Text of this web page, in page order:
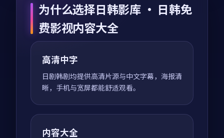
等
深海余震是一部以犯
罪为核心的影视作
品，围绕危机、反转
体节奏紧凑，值得推
97,333 8.5
等
视作品，围绕危机、
为什么选择日韩影库 · 日韩免
费影视内容大全
高清中字
日剧韩剧均提供高清片源与中文字幕，海报清
晰，手机与宽屏都能舒适观看。
内容大全